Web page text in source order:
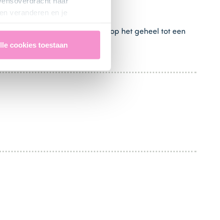
veranderen en je
cookies toestaan
en eenei (1 stuks)aan toe. Klop het geheel tot een